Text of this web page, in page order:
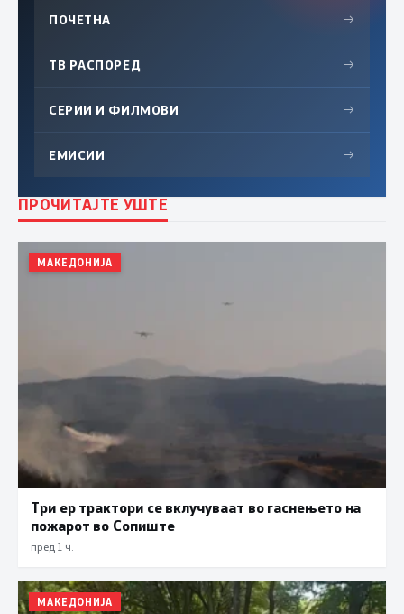
ПОЧЕТНА →
ТВ РАСПОРЕД →
СЕРИИ И ФИЛМОВИ →
ЕМИСИИ →
ПРОЧИТАЈТЕ УШТЕ
МАКЕДОНИЈА
Три ер трактори се вклучуваат во гаснењето на
пожарот во Сопиште
пред 1 ч.
МАКЕДОНИЈА